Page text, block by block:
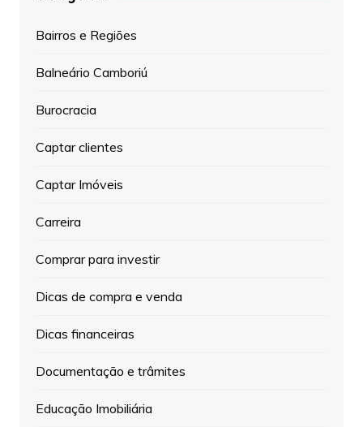
Bairros e Regiões
Balneário Camboriú
Burocracia
Captar clientes
Captar Imóveis
Carreira
Comprar para investir
Dicas de compra e venda
Dicas financeiras
Documentação e trâmites
Educação Imobiliária